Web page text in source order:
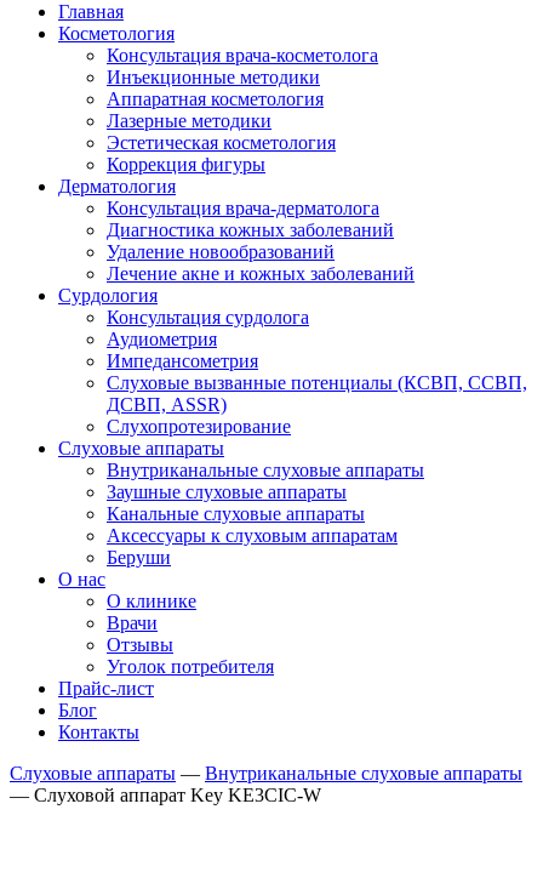
Главная
Косметология
Консультация врача-косметолога
Инъекционные методики
Аппаратная косметология
Лазерные методики
Эстетическая косметология
Коррекция фигуры
Дерматология
Консультация врача-дерматолога
Диагностика кожных заболеваний
Удаление новообразований
Лечение акне и кожных заболеваний
Сурдология
Консультация сурдолога
Аудиометрия
Импедансометрия
Слуховые вызванные потенциалы (КСВП, ССВП,
ДСВП, ASSR)
Слухопротезирование
Слуховые аппараты
Внутриканальные слуховые аппараты
Заушные слуховые аппараты
Канальные слуховые аппараты
Аксессуары к слуховым аппаратам
Беруши
О нас
О клинике
Врачи
Отзывы
Уголок потребителя
Прайс-лист
Блог
Контакты
Слуховые аппараты — Внутриканальные слуховые аппараты
— Слуховой аппарат Key KE3CIC-W